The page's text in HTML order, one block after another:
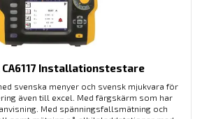
CA6117 Installationstestare
svenska menyer och svensk mjukvara för
även till excel. Med färgskärm som har
Med spänningsfallsmätning och